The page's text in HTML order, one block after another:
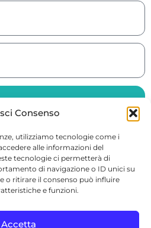
Consenso
utilizziamo tecnologie come i
alle informazioni del
tecnologie ci permetterà di
di navigazione o ID unici su
o ritirare il consenso può influire
e funzioni.
Accetta
· P. IVA 00776220048 · Sede: Via
12100 Cuneo (CN)